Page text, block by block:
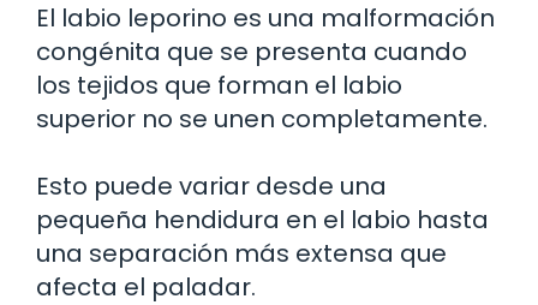
El labio leporino es una malformación
congénita que se presenta cuando
los tejidos que forman el labio
superior no se unen completamente.
Esto puede variar desde una
pequeña hendidura en el labio hasta
una separación más extensa que
afecta el paladar.